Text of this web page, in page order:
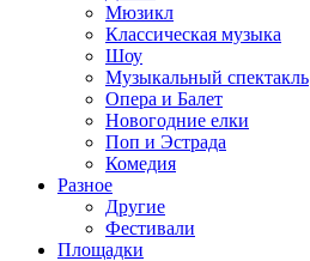
Мюзикл
Классическая музыка
Шоу
Музыкальный спектакль
Опера и Балет
Новогодние елки
Поп и Эстрада
Комедия
Разное
Другие
Фестивали
Площадки